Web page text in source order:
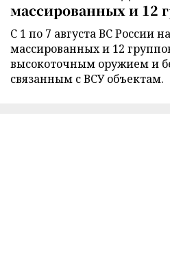
массированных и 12
С 1 по 7 августа ВС России
массированных и 12
высокоточным оружием и
связанным с ВСУ объектам.